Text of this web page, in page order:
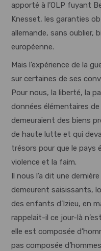
apporté à l’OLP fuyant
Knesset, les garanties
allemande, sans oublier,
européenne.
Mais l’expérience de la
sur certaines de ses
Pour nous, la liberté, la
données élémentaires de
demeuraient des biens
de haute lutte et qui
trésors pour que le pays
violence et la faim.
Il nous l’a dit une
demeurent saisissants,
des enfants d’Izieu, en
rappelait-il ce jour-là
elle est composée
pas composée